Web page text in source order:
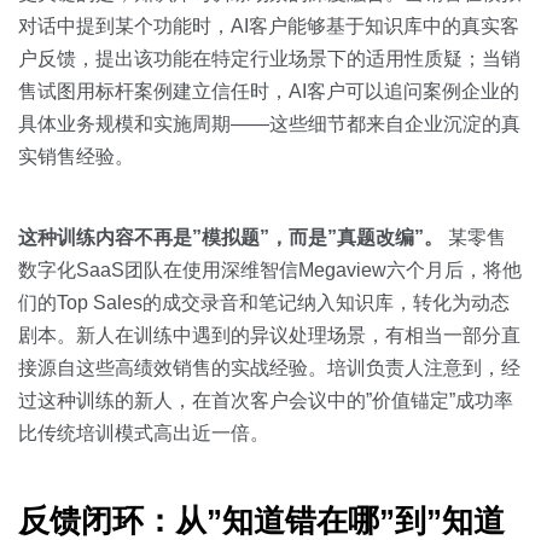
对话中提到某个功能时，AI客户能够基于知识库中的真实客
户反馈，提出该功能在特定行业场景下的适用性质疑；当销
售试图用标杆案例建立信任时，AI客户可以追问案例企业的
具体业务规模和实施周期——这些细节都来自企业沉淀的真
实销售经验。
这种训练内容不再是”模拟题”，而是”真题改编”。
某零售
数字化SaaS团队在使用深维智信Megaview六个月后，将他
们的Top Sales的成交录音和笔记纳入知识库，转化为动态
剧本。新人在训练中遇到的异议处理场景，有相当一部分直
接源自这些高绩效销售的实战经验。培训负责人注意到，经
过这种训练的新人，在首次客户会议中的”价值锚定”成功率
比传统培训模式高出近一倍。
反馈闭环：从”知道错在哪”到”知道